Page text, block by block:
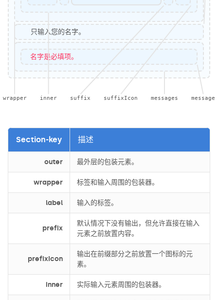
只输入您的名字。
名字是必填项。
wrapper inner suffix suffixIcon messages message
Section-key 描述
outer 最外层的包装元素。
wrapper 标签和输入周围的包装器。
label 输入的标签。
prefix
默认情况下没有输出，但允许直接在输入
元素之前放置内容。
prefixIcon
输出在前缀部分之前放置一个图标的元
素。
inner 实际输入元素周围的包装器。